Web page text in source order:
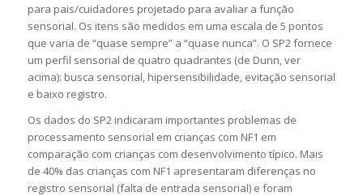
para pais/cuidadores projetado para avaliar a função
sensorial. Os itens são medidos em uma escala de 5 pontos
que varia de “quase sempre” a “quase nunca”. O SP2 fornece
um perfil sensorial de quatro quadrantes (de Dunn, ver
acima): busca sensorial, hipersensibilidade, evitação sensorial
e baixo registro.
Os dados do SP2 indicaram importantes problemas de
processamento sensorial em crianças com NF1 em
comparação com crianças com desenvolvimento típico. Mais
de 40% das crianças com NF1 apresentaram diferenças no
registro sensorial (falta de entrada sensorial) e foram